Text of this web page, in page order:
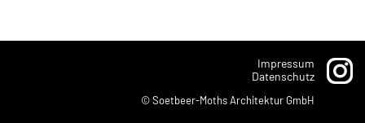
Impressum
Datenschutz
© Soetbeer-Moths Architektur GmbH